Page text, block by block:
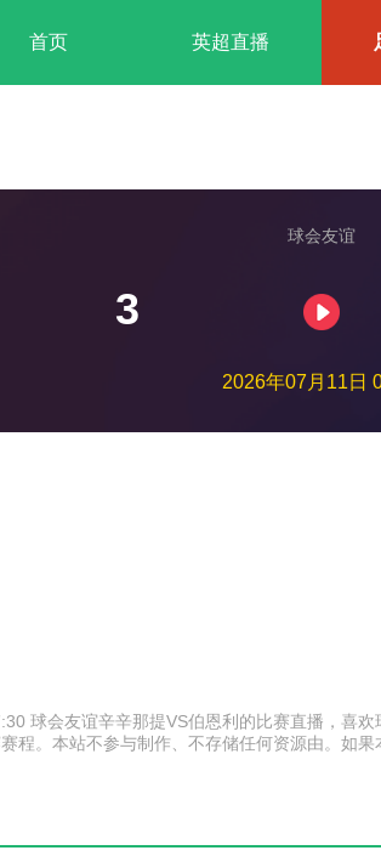
首页 英超直播
球会友谊
3
2026年07月11日
球会友谊辛辛那提VS伯恩利的比赛直播，喜
程。本站不参与制作、不存储任何资源由。如